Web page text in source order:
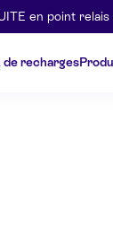
en point
de recharges